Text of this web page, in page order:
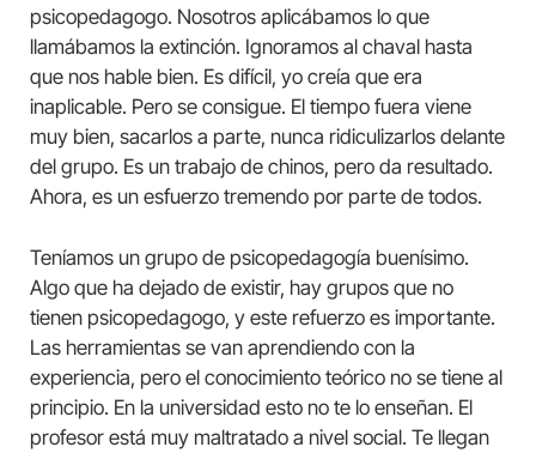
psicopedagogo. Nosotros aplicábamos lo que
llamábamos la extinción. Ignoramos al chaval hasta
que nos hable bien. Es difícil, yo creía que era
inaplicable. Pero se consigue. El tiempo fuera viene
muy bien, sacarlos a parte, nunca ridiculizarlos delante
del grupo. Es un trabajo de chinos, pero da resultado.
Ahora, es un esfuerzo tremendo por parte de todos.
Teníamos un grupo de psicopedagogía buenísimo.
Algo que ha dejado de existir, hay grupos que no
tienen psicopedagogo, y este refuerzo es importante.
Las herramientas se van aprendiendo con la
experiencia, pero el conocimiento teórico no se tiene al
principio. En la universidad esto no te lo enseñan. El
profesor está muy maltratado a nivel social. Te llegan